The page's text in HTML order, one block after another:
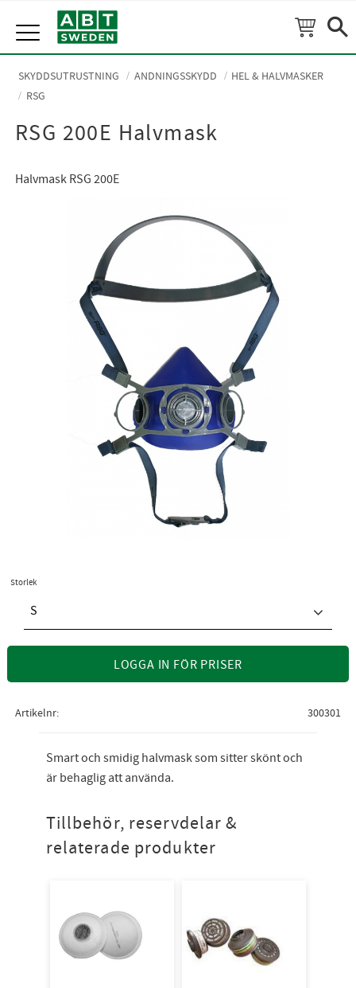
Meny
SKYDDSUTRUSTNING ANDNINGSSKYDD
HEL & HALVMASKER
RSG
RSG 200E Halvmask
Halvmask RSG 200E
Storlek
S
LOGGA IN FÖR PRISER
Artikelnr 300301
Smart och smidig halvmask som sitter skönt och
är behaglig att använda.
Tillbehör, reservdelar &
relaterade produkter